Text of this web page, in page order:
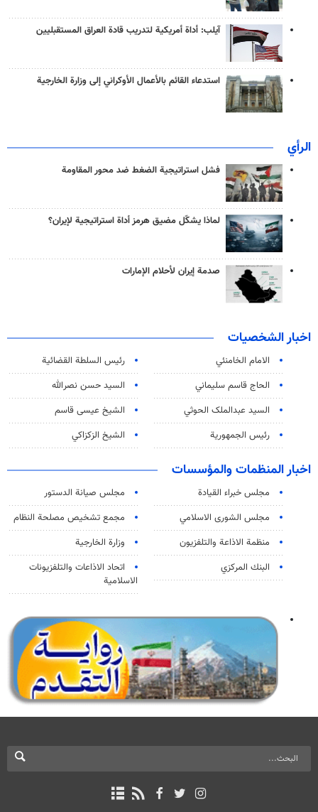
آيلب: أداة أمريكية لتدريب قادة العراق المستقبليين
استدعاء القائم بالأعمال الأوكراني إلى وزارة الخارجية
الرأي
فشل استراتيجية الضغط ضد محور المقاومة
لماذا يشكّل مضيق هرمز أداة استراتيجية لإيران؟
صدمة إيران لأحلام الإمارات
اخبار الشخصيات
الامام الخامنئي
رئیس السلطة القضائیة
الحاج قاسم سليماني
السيد حسن نصرالله
السید عبدالملک الحوثي
الشيخ عيسى قاسم
رئيس الجمهورية
الشيخ الزكزاكي
اخبار المنظمات والمؤسسات
مجلس خبراء القيادة
مجلس صيانة الدستور
مجلس الشورى الاسلامي
مجمع تشخيص مصلحة النظام
منظمة الاذاعة والتلفزیون
وزارة الخارجية
البنك المركزي
اتحاد الاذاعات والتلفزيونات
الاسلامية